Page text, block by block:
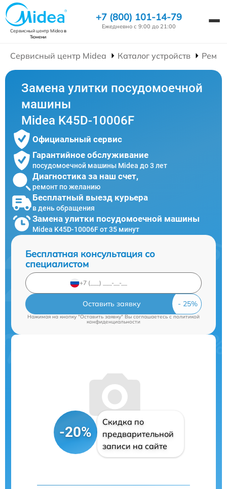
Сервисный центр Mideaв
Тюмени
+7 (800) 101-14-79
Ежедневно с 9:00 до 21:00
Сервисный центр Midea Каталог устройств
Замена улитки посудомоечной
машины
Midea K45D-10006F
Официальный сервис
Гарантийное обслуживание
посудомоечной машины Midea до 3 лет
Диагностика за наш счет,
ремонт по желанию
Бесплатный выезд курьера
в день обращения
Замена улитки посудомоечной машины
Midea K45D-10006F от 35 минут
Бесплатная консультация со
специалистом
Оставить заявку
Нажимая на кнопку "Оставить заявку" Вы соглашаетесь cполитикой
конфиденциальности
-20%
Скидка по
предварительной
записи на сайте